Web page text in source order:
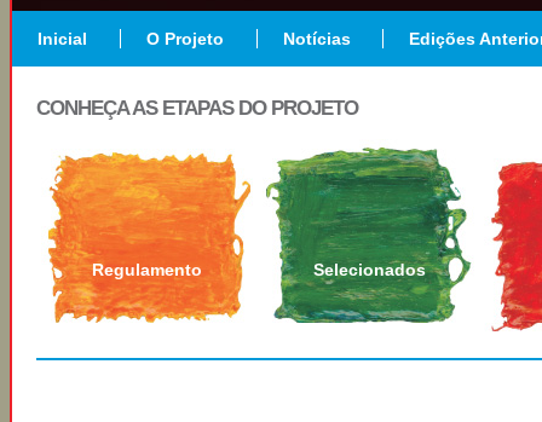
Inicial O Projeto Notícias Edições
CONHEÇA AS ETAPAS DO PROJETO
Regulamento Selecionados